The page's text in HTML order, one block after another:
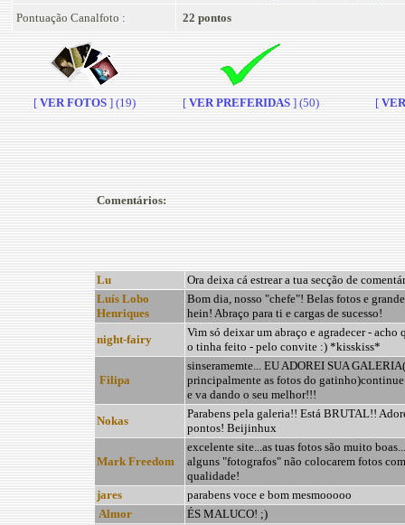
Pontuação Canalfoto :
22 pontos
[VER FOTOS ] (19) [VER PREFERIDAS ] (50) [
Comentários:
Lu
Ora deixa cá estrear a tua secção de
Luís Lobo
Henriques
Bom dia, nosso "chefe"! Belas fotos e
hein! Abraço para ti e cargas de sucesso!
night-fairy
Vim só deixar um abraço e agradecer - acho
o tinha feito - pelo convite :) *kisskiss*
Filipa
sinseramemte... EU ADOREI SUA GALERIA(
principalmente as fotos do
e va dando o seu melhor!!!
Nokas
Parabens pela galeria!! Está BRUTAL!!
pontos! Beijinhux
Mark Freedom
excelente site...as tuas fotos são muito
alguns "fotografos" não colocarem fotos
qualidade!
jares
parabens voce e bom mesmooooo
Almor
ÉS MALUCO! ;)